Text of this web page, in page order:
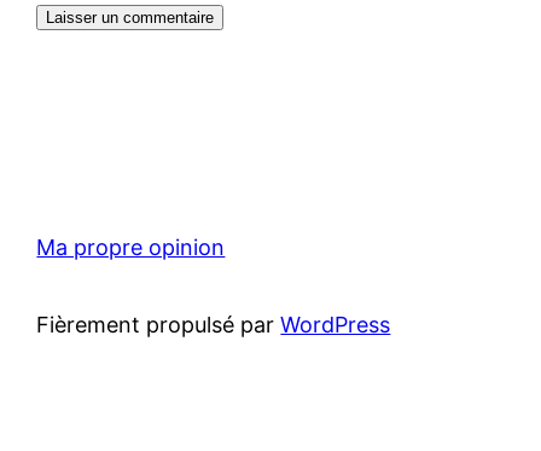
Ma propre opinion
Fièrement propulsé parWordPress